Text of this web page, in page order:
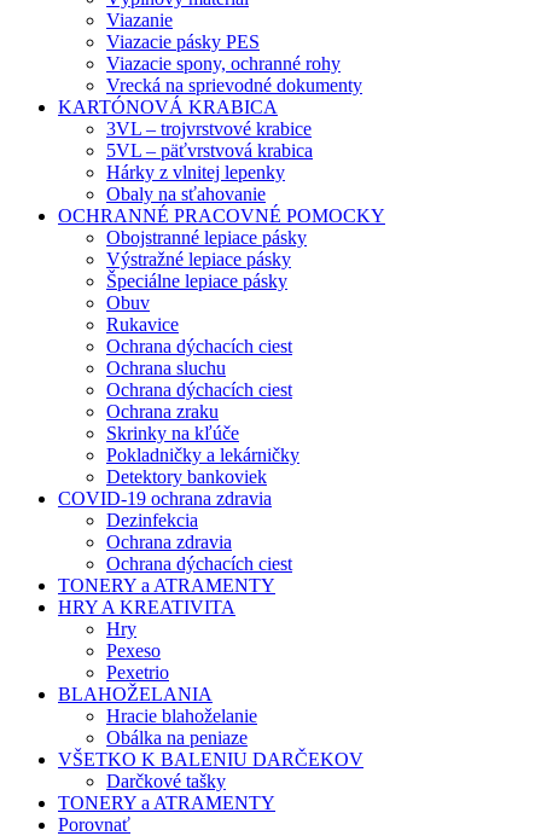
Viazanie
Viazacie pásky PES
Viazacie spony, ochranné rohy
Vrecká na sprievodné dokumenty
KARTÓNOVÁ KRABICA
3VL – trojvrstvové krabice
5VL – päťvrstvová krabica
Hárky z vlnitej lepenky
Obaly na sťahovanie
OCHRANNÉ PRACOVNÉ POMOCKY
Obojstranné lepiace pásky
Výstražné lepiace pásky
Špeciálne lepiace pásky
Obuv
Rukavice
Ochrana dýchacích ciest
Ochrana sluchu
Ochrana dýchacích ciest
Ochrana zraku
Skrinky na kľúče
Pokladničky a lekárničky
Detektory bankoviek
COVID-19 ochrana zdravia
Dezinfekcia
Ochrana zdravia
Ochrana dýchacích ciest
TONERY a ATRAMENTY
HRY A KREATIVITA
Hry
Pexeso
Pexetrio
BLAHOŽELANIA
Hracie blahoželanie
Obálka na peniaze
VŠETKO K BALENIU DARČEKOV
Darčkové tašky
TONERY a ATRAMENTY
Porovnať